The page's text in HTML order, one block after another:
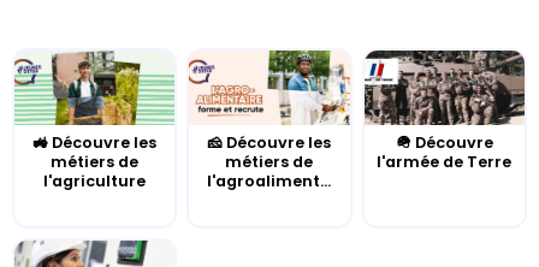
🚜 Découvre les
métiers de
l'agriculture
🧀 Découvre les
métiers de
l'agroaliment...
🪖 Découvre
l'armée de Terre